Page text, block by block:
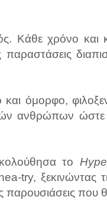
Κάθε χρόνο και
όμορφο,
ανθρώπων
το
try, ξεκινώντας
παρουσιάσεις που